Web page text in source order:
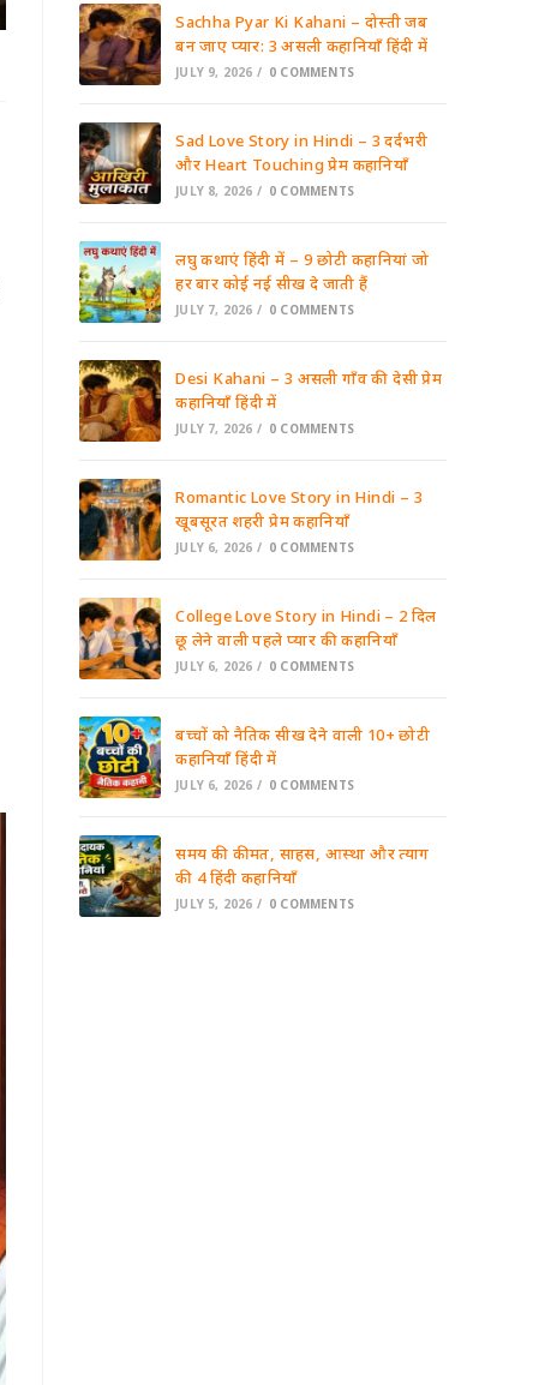
Sachha Pyar Ki Kahani – दोस्ती जब
बन जाए प्यार: 3 असली कहानियाँ हिंदी में
JULY 9, 2026 / 0 COMMENTS
Sad Love Story in Hindi – 3 दर्दभरी
और Heart Touching प्रेम कहानियाँ
JULY 8, 2026 / 0 COMMENTS
लघु कथाएं हिंदी में – 9 छोटी कहानियां जो
हर बार कोई नई सीख दे जाती हैं
JULY 7, 2026 / 0 COMMENTS
Desi Kahani – 3 असली गाँव की देसी प्रेम
कहानियाँ हिंदी में
JULY 7, 2026 / 0 COMMENTS
Romantic Love Story in Hindi – 3
खूबसूरत शहरी प्रेम कहानियाँ
JULY 6, 2026 / 0 COMMENTS
College Love Story in Hindi – 2 दिल
छू लेने वाली पहले प्यार की कहानियाँ
JULY 6, 2026 / 0 COMMENTS
बच्चों को नैतिक सीख देने वाली 10+ छोटी
कहानियाँ हिंदी में
JULY 6, 2026 / 0 COMMENTS
समय की कीमत, साहस, आस्था और त्याग
की 4 हिंदी कहानियाँ
JULY 5, 2026 / 0 COMMENTS